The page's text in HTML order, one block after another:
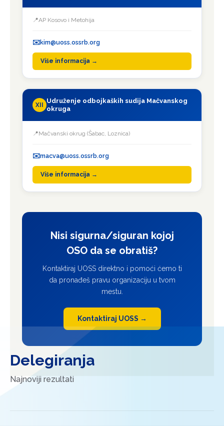
AP Kosovo i Metohija
kim@uoss.ossrb.org
Više informacija →
XII
Udruženje odbojkaških sudija Mačvanskog
okruga
Mačvanski okrug (Šabac, Loznica)
macva@uoss.ossrb.org
Više informacija →
Nisi sigurna/siguran kojoj
OSO da se obratiš?
Kontaktiraj UOSS direktno i pomoći ćemo ti
da pronađeš pravu organizaciju u tvom
mestu.
Kontaktiraj UOSS →
Delegiranja
Najnoviji rezultati